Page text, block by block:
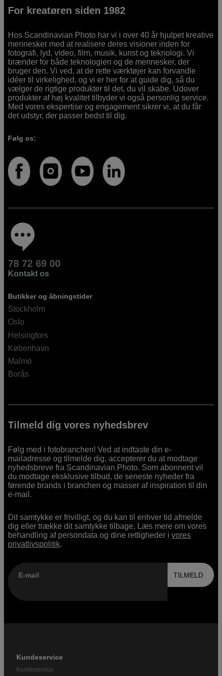
For kreatøren siden 1982
Hos Scandinavian Photo har vi i over 40 år hjulpet kreative
mennesker med at realisere deres visioner inden for
fotografi, lyd, video, film, musik, kunst og teknologi. Vi
brænder for både teknologien og de mennesker, der
bruger den. Vi ved, at de rette værktøjer kan forvandle
idéer til virkelighed, og vi er her for at guide dig, så du
vælger de rigtige produkter til det, du vil skabe. Udover
produkter af høj kvalitet tilbyder vi også personlig service.
Med vores ekspertise og engagement sikrer vi, at du får
det udstyr, der passer bedst til dig.
Følg os:
78 72 69 00
Kontakt os
Butikker og åbningstider
Stockholm
Oslo
Helsingfors
København
Malmö
Borås
Tilmeld dig vores nyhedsbrev
Følg med i fotobranchen! Ved at indtaste din e-
mailadresse og tilmelde dig, accepterer du at modtage
nyhedsbreve fra Scandinavian Photo. Som abonnent vil
du modtage eksklusive tilbud, de seneste nyheder fra
førende brands i branchen og masser af inspiration til din
e-mail.
Dit samtykke er frivilligt, og du kan til enhver tid afmelde
dig eller trække dit samtykke tilbage. Læs mere om vores
behandling af persondata og dine rettigheder ivores
privatlivspolitik.
E-mail TILMELD
Kundeservice
Kundeservice